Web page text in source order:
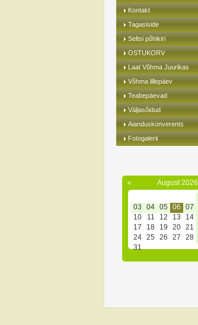
Kontakt
Tagasiside
Seltsi põhikiri
OSTUKORV
Laat Võhma Juurikas
Võhma lillepäev
Teabepäevad
Väljasõidud
Aianduskonverents
Fotogalerii
« August 2026
03
04 05 06 07
10
11 12 13 14
17
18 19 20 21
24 25 26 27 28
31